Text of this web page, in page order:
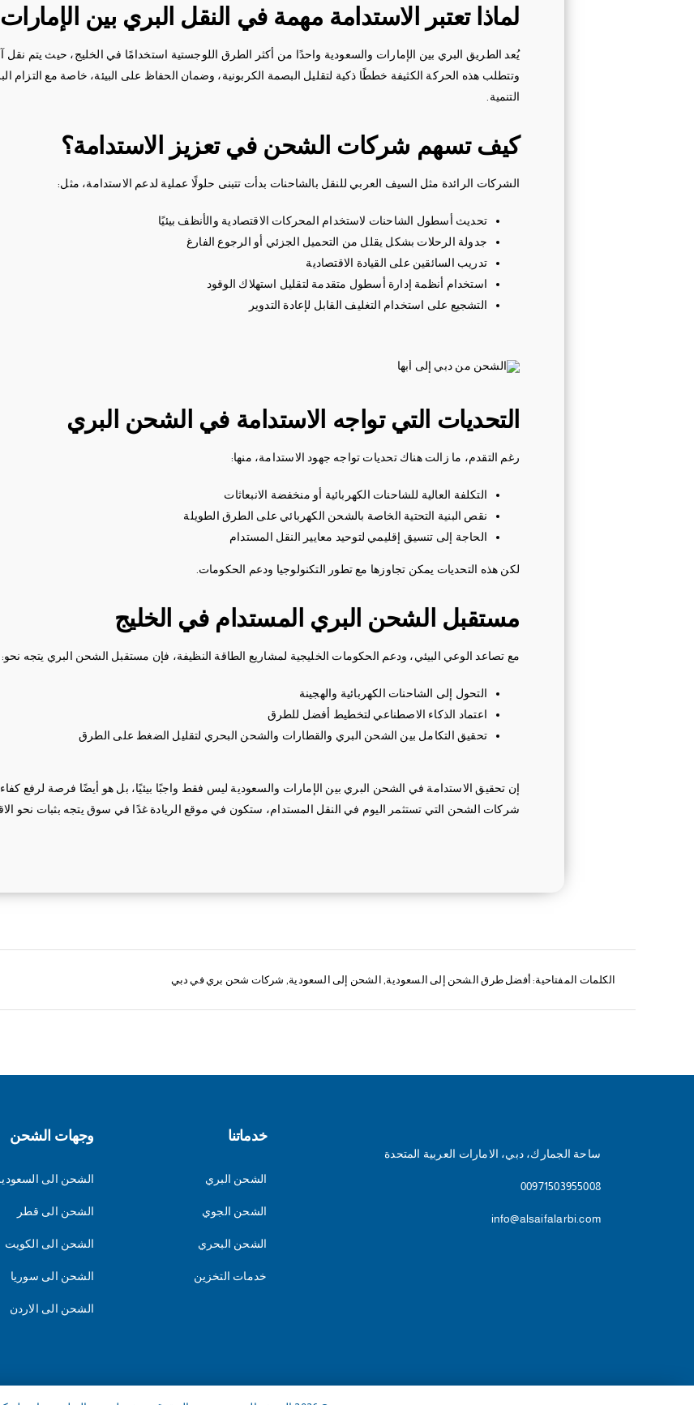
لماذا تعتبر الاستدامة مهمة في النقل البري بين
يُعد الطريق البري بين الإمارات والسعودية واحدًا من أكثر الطرق اللوجستية استخدامًا في الخليج، حيث يتم نقل
التنمية.
كيف تسهم شركات الشحن في تعزيز الاستدامة؟
الشركات الرائدة مثل السيف العربي للنقل بالشاحنات بدأت تتبنى حلولًا عملية لدعم الاستدامة، مثل:
تحديث أسطول الشاحنات لاستخدام المحركات الاقتصادية والأنظف بيئيًا
جدولة الرحلات بشكل يقلل من التحميل الجزئي أو الرجوع الفارغ
تدريب السائقين على القيادة الاقتصادية
استخدام أنظمة إدارة أسطول متقدمة لتقليل استهلاك الوقود
التشجيع على استخدام التغليف القابل لإعادة التدوير
التحديات التي تواجه الاستدامة في الشحن البري
رغم التقدم، ما زالت هناك تحديات تواجه جهود الاستدامة، منها:
التكلفة العالية للشاحنات الكهربائية أو منخفضة الانبعاثات
نقص البنية التحتية الخاصة بالشحن الكهربائي على الطرق الطويلة
الحاجة إلى تنسيق إقليمي لتوحيد معايير النقل المستدام
لكن هذه التحديات يمكن تجاوزها مع تطور التكنولوجيا ودعم الحكومات.
مستقبل الشحن البري المستدام في الخليج
مع تصاعد الوعي البيئي، ودعم الحكومات الخليجية لمشاريع الطاقة النظيفة، فإن مستقبل الشحن البري يتجه نحو:
التحول إلى الشاحنات الكهربائية والهجينة
اعتماد الذكاء الاصطناعي لتخطيط أفضل للطرق
تحقيق التكامل بين الشحن البري والقطارات والشحن البحري لتقليل الضغط على الطرق
إن تحقيق الاستدامة في الشحن البري بين الإمارات والسعودية ليس فقط واجبًا بيئيًا، بل هو أيضًا فرصة لرفع
شركات الشحن التي تستثمر اليوم في النقل المستدام، ستكون في موقع الريادة غدًا في سوق يتجه بثبات نحو
الكلمات المفتاحية: أفضل طرق الشحن إلى السعودية الشحن إلى السعودية شركات شحن بري في دبي
ساحة الجمارك، دبي، الامارات العربية المتحدة
00971503955008
info@alsaifalarbi.com
خدماتنا
الشحن البري
الشحن الجوي
الشحن البحري
خدمات التخزين
وجهات الشحن
الشحن الى
الشحن الى قطر
الشحن الى الكويت
الشحن الى سوريا
الشحن الى الاردن